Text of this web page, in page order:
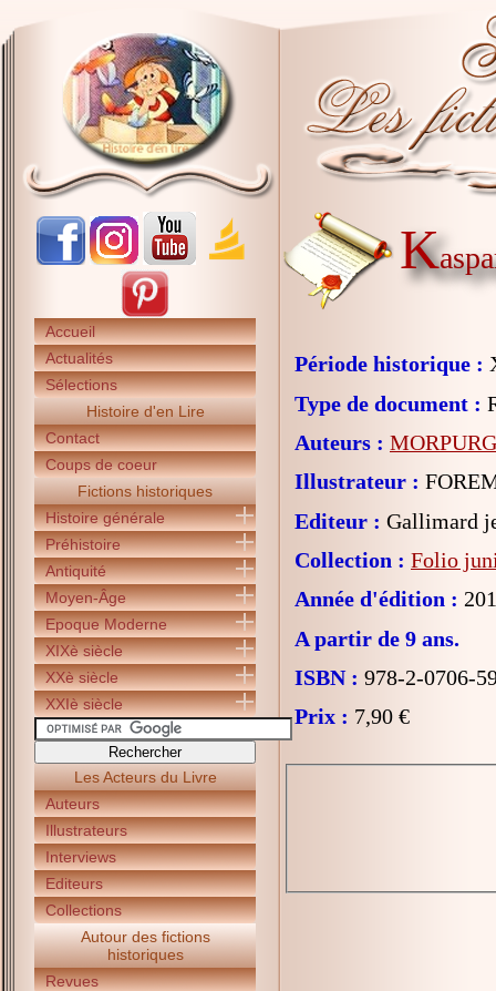
Accueil
Actualités
Sélections
Histoire d'en Lire
Contact
Coups de coeur
Fictions historiques
Histoire générale
Préhistoire
Antiquité
Moyen-Âge
Epoque Moderne
XIXè siècle
XXè siècle
XXIè siècle
Les Acteurs du Livre
Auteurs
Illustrateurs
Interviews
Editeurs
Collections
Autour des fictions
historiques
Revues
K
Période historique :
Type de document :
Auteurs :
Illustrateur :
Editeur : Gallimard
Collection : Folio
Année d'édition :
A partir de 9 ans.
ISBN : 978-2-0706-
Prix : 7,90 €